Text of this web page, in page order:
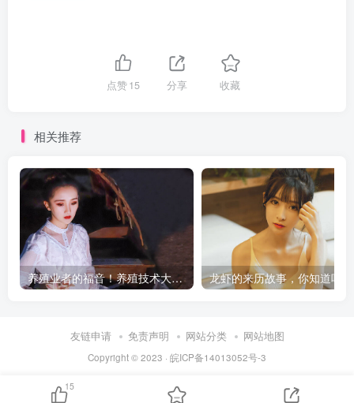
点赞15 分享 收藏
相关推荐
养殖业者的福音！养殖技术大全，让你轻松致富！
友链申请 免责声明 网站分类 网站地图
Copyright © 2023 · 皖ICP备14013052号-3
15